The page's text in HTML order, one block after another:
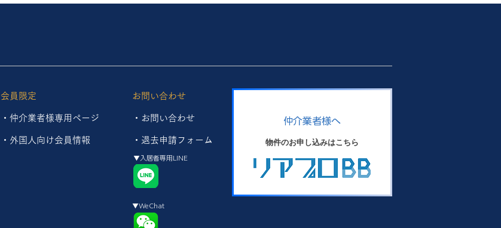
談・ご依頼をいただき、当社の管
す。このたび新たに管理を開始し
ゅうグランドモア南天神（福岡市
中央区） ・区分マンション 大切
ましたオーナー様に、心より感謝
申し上げます。 サンエステート
ります。 このたび、リビングダ
空間へと生まれ変わり、完成後の
暮らしをイメージしていただける
あとわずかで、まもなくリフォー
ムが完了する予定です。 「完成
したら見てみたい」「実際の雰囲
会員限定
・仲介業者様専用ページ
・外国人向け会員情報
お問い合わせ
・お問い合わせ
・ 退去申請フォーム
▼入居者専用LINE
▼WeChat
物件のお申し込みはこちら
仲介業者様へ